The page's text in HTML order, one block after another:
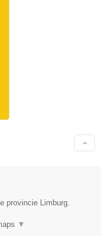
provincie Limburg.
▼